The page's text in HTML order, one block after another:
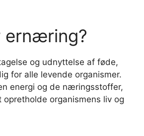
ernæring?
og udnyttelse af føde,
for alle levende organismer.
energi og de næringsstoffer,
opretholde organismens liv og